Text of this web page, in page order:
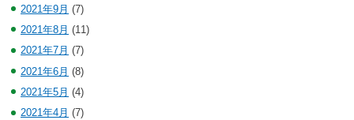
2021年9月 (7)
2021年8月 (11)
2021年7月 (7)
2021年6月 (8)
2021年5月 (4)
2021年4月 (7)